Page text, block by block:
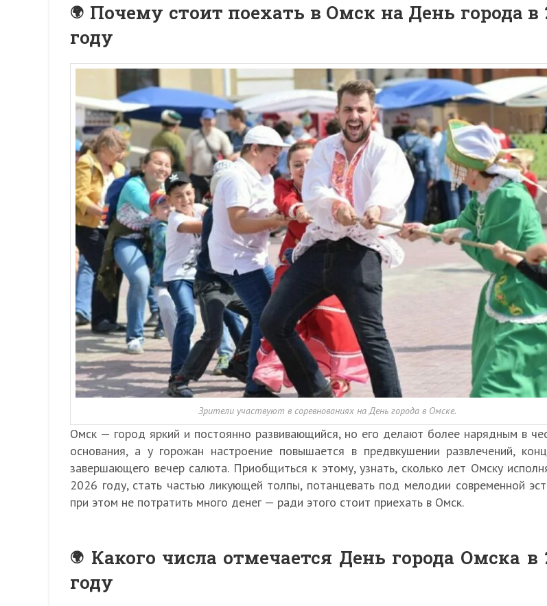
Почему стоит поехать в Омск на День города в
году
Зрители участвуют в соревнованиях на День города в Омске.
Омск — город яркий и постоянно развивающийся, но его делают более нарядным в
основания, а у горожан настроение повышается в предвкушении развлечений,
завершающего вечер салюта. Приобщиться к этому, узнать, сколько лет Омску
2026 году, стать частью ликующей толпы, потанцевать под мелодии современной
при этом не потратить много денег — ради этого стоит приехать в Омск.
Какого числа отмечается День города Омска в
году